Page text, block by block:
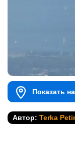
Показать
Автор: Terka